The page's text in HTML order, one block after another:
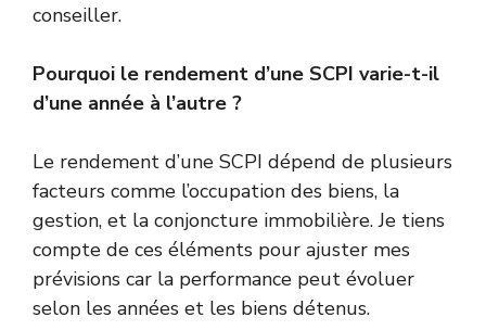
conseiller.
Pourquoi le rendement d’une SCPI varie-t-il
d’une année à l’autre ?
Le rendement d’une SCPI dépend de plusieurs
facteurs comme l’occupation des biens, la
gestion, et la conjoncture immobilière. Je tiens
compte de ces éléments pour ajuster mes
prévisions car la performance peut évoluer
selon les années et les biens détenus.